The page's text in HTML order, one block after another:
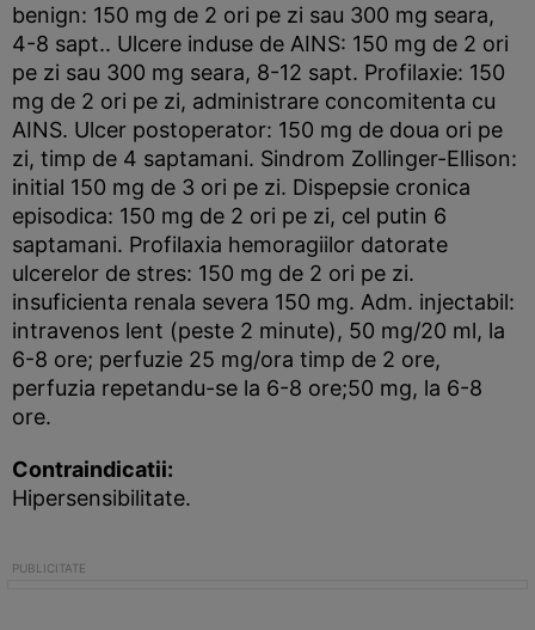
benign: 150 mg de 2 ori pe zi sau 300 mg seara,
4-8 sapt.. Ulcere induse de AINS: 150 mg de 2 ori
pe zi sau 300 mg seara, 8-12 sapt. Profilaxie: 150
mg de 2 ori pe zi, administrare concomitenta cu
AINS. Ulcer postoperator: 150 mg de doua ori pe
zi, timp de 4 saptamani. Sindrom Zollinger-Ellison:
initial 150 mg de 3 ori pe zi. Dispepsie cronica
episodica: 150 mg de 2 ori pe zi, cel putin 6
saptamani. Profilaxia hemoragiilor datorate
ulcerelor de stres: 150 mg de 2 ori pe zi.
insuficienta renala severa 150 mg. Adm. injectabil:
intravenos lent (peste 2 minute), 50 mg/20 ml, la
6-8 ore; perfuzie 25 mg/ora timp de 2 ore,
perfuzia repetandu-se la 6-8 ore;50 mg, la 6-8
ore.
Contraindicatii:
Hipersensibilitate.